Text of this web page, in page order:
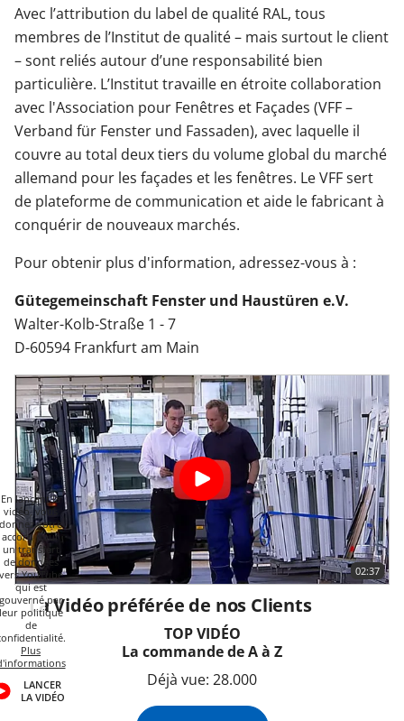
Avec l’attribution du label de qualité RAL, tous
membres de l’Institut de qualité – mais surtout le client
– sont reliés autour d’une responsabilité bien
particulière. L’Institut travaille en étroite collaboration
avec l'Association pour Fenêtres et Façades (VFF –
Verband für Fenster und Fassaden), avec laquelle il
couvre au total deux tiers du volume global du marché
allemand pour les façades et les fenêtres. Le VFF sert
de plateforme de communication et aide le fabricant à
conquérir de nouveaux marchés.
Pour obtenir plus d'information, adressez-vous à :
Gütegemeinschaft Fenster und Haustüren e.V.
Walter-Kolb-Straße 1 - 7
D-60594 Frankfurt am Main
En lançant la
vidéo, vous
donnez votre
accord pour
un transfert
de données
YouTube
qui est
par
politique
de
Plus
LANCER
LA VIDÉO
02:37
La Vidéo préférée de nos Clients
TOP VIDÉO
La commande de A à Z
Déjà vue: 28.000